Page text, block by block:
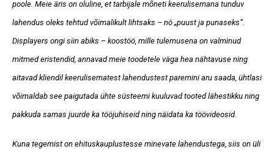
poole. Meie äris on oluline, et tarbijale mõneti keerulisemana tunduv
lahendus oleks tehtud võimalikult lihtsaks – nö „puust ja punaseks“.
Displayers ongi siin abiks – koostöö, mille tulemusena on valminud
mitmed eristendid, annavad meie toodetele väga hea nähtavuse ning
aitavad kliendil keerulisematest lahendustest paremini aru saada, ühtlasi
võimaldab see paigutada ühte süsteemi kuuluvad tooted lähestikku ning
pakkuda samas juurde ka tööjuhiseid ning näidata ka töövideosid.
Kuna tegemist on ehituskauplustesse minevate lahendustega, siis on üli